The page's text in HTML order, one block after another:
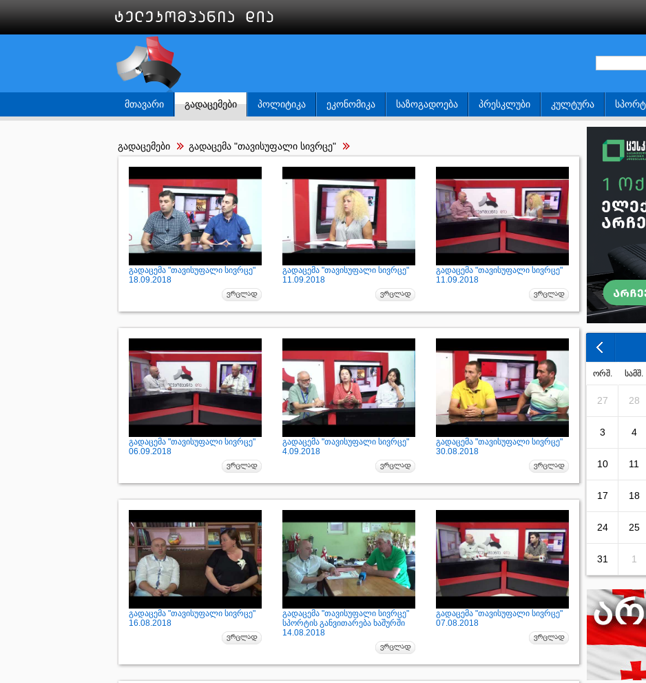
ᲛᲗᲐᲕᲐᲠᲘ ᲒᲐᲓᲐᲪᲔᲛᲔᲑᲘ ᲞᲝᲚᲘᲢᲘᲙᲐ ᲔᲙᲝᲜᲝᲛᲘᲙᲐ ᲡᲐᲖᲝᲒᲐᲓᲝᲔᲑᲐ ᲞᲠᲔᲡᲙᲚᲣᲑᲘ ᲙᲣᲚᲢᲣᲠᲐ
გადაცემები გადაცემა "თავისუფალი სივრცე"
გადაცემა "თავისუფალი სივრცე"
18.09.2018
გადაცემა "თავისუფალი სივრცე"
11.09.2018
გადაცემა "თავისუფალი სივრცე"
11.09.2018
გადაცემა "თავისუფალი სივრცე"
06.09.2018
გადაცემა "თავისუფალი სივრცე"
4.09.2018
გადაცემა "თავისუფალი სივრცე"
30.08.2018
გადაცემა "თავისუფალი სივრცე"
16.08.2018
გადაცემა "თავისუფალი სივრცე"
სპორტის განვითარება ხაშურში
14.08.2018
გადაცემა "თავისუფალი სივრცე"
07.08.2018
ორშ. სამშ.
27 28
3 4
10 11
17 18
24 25
31 1